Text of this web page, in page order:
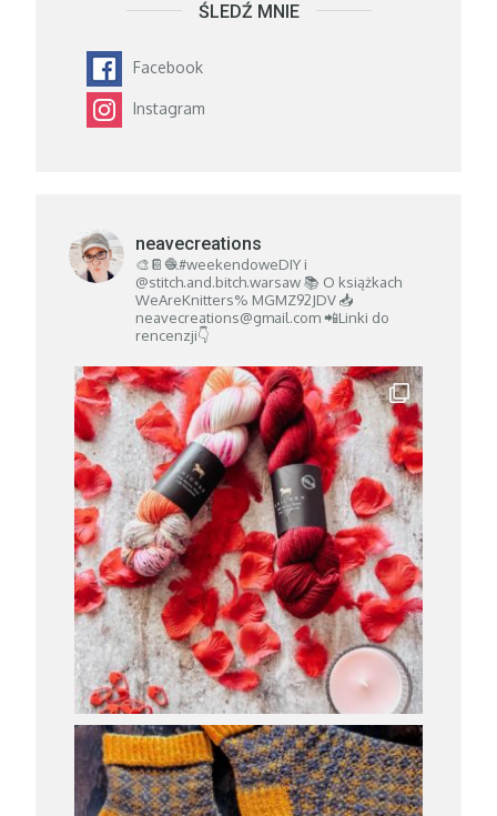
ŚLEDŹ MNIE
Facebook
Instagram
neavecreations
🎨📔🧶#weekendoweDIY i
@stitch.and.bitch.warsaw📚 O książkach
WeAreKnitters% MGMZ92JDV📥
neavecreations@gmail.com📲Linki do
rencenzji👇